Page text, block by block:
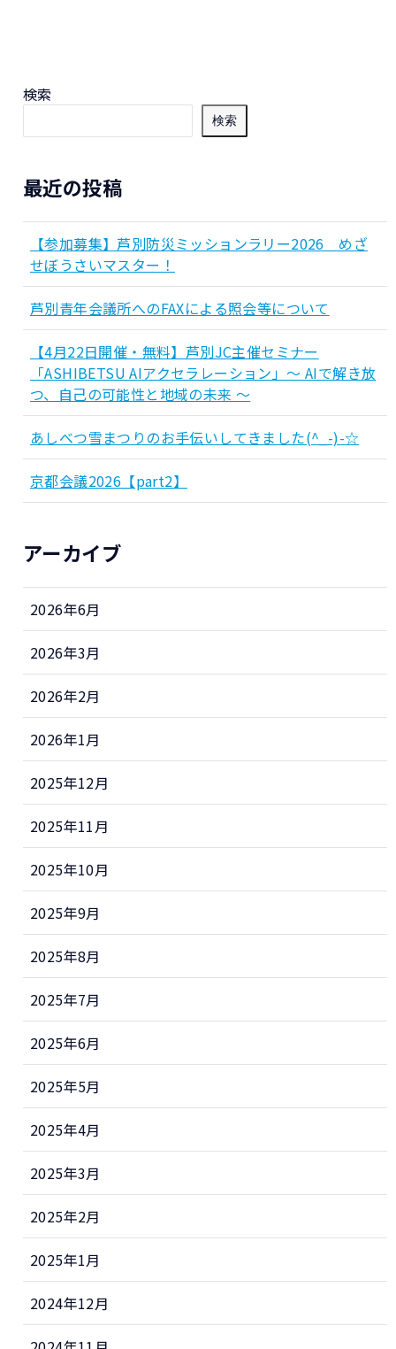
検索
検索
最近の投稿
【参加募集】芦別防災ミッションラリー2026 めざ
せぼうさいマスター！
芦別青年会議所へのFAXによる照会等について
【4月22日開催・無料】芦別JC主催セミナー
「ASHIBETSU AIアクセラレーション」～ AIで解き放
つ、自己の可能性と地域の未来 ～
あしべつ雪まつりのお手伝いしてきました(^_-)-☆
京都会議2026【part2】
アーカイブ
2026年6月
2026年3月
2026年2月
2026年1月
2025年12月
2025年11月
2025年10月
2025年9月
2025年8月
2025年7月
2025年6月
2025年5月
2025年4月
2025年3月
2025年2月
2025年1月
2024年12月